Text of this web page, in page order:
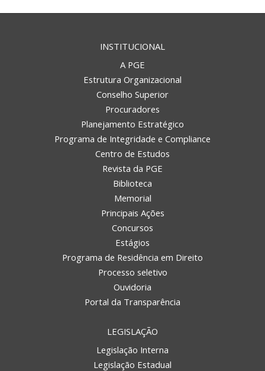
INSTITUCIONAL
A PGE
Estrutura Organizacional
Conselho Superior
Procuradores
Planejamento Estratégico
Programa de Integridade e Compliance
Centro de Estudos
Revista da PGE
Biblioteca
Memorial
Principais Ações
Concursos
Estágios
Programa de Residência em Direito
Processo seletivo
Ouvidoria
Portal da Transparência
LEGISLAÇÃO
Legislação Interna
Legislação Estadual